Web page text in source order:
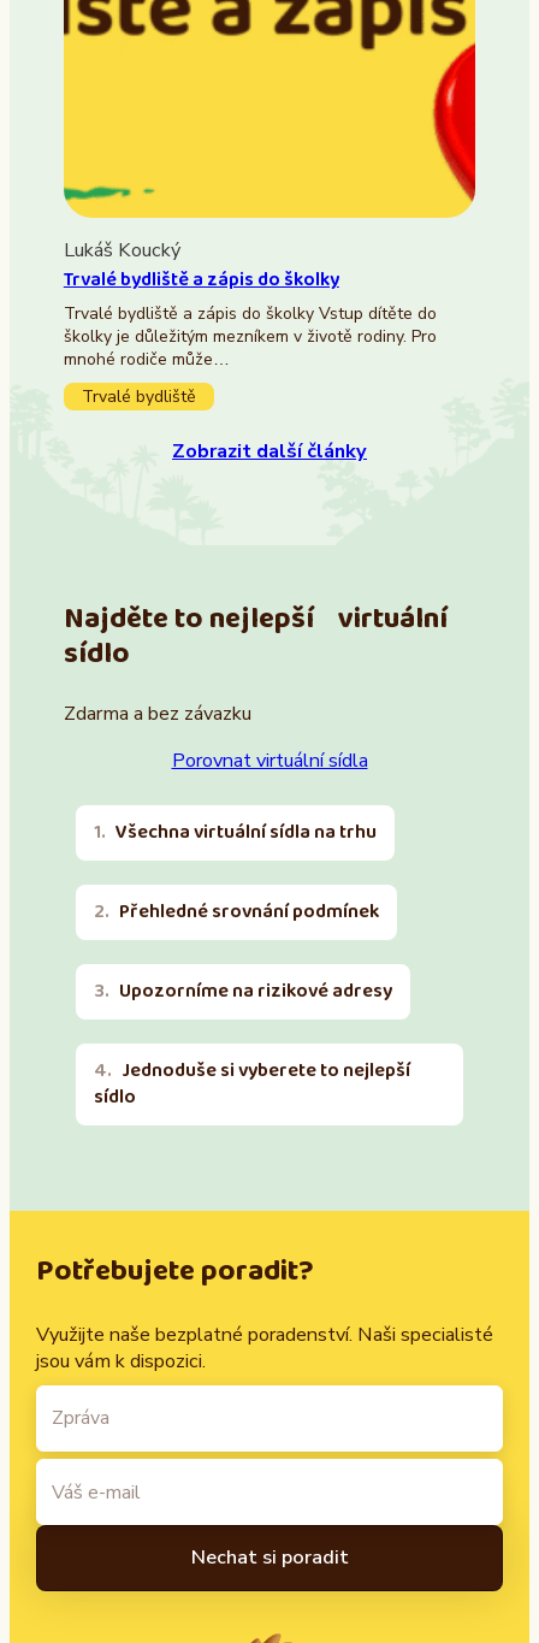
Lukáš Koucký
Trvalé bydliště a zápis do školky
Trvalé bydliště a zápis do školky Vstup dítěte do
školky je důležitým mezníkem v životě rodiny. Pro
mnohé rodiče může…
Trvalé bydliště
Zobrazit další články
Najděte to nejlepší virtuální
sídlo
Zdarma a bez závazku
Porovnat virtuální sídla
Všechna virtuální sídla na trhu
Přehledné srovnání podmínek
Upozorníme na rizikové adresy
Jednoduše si vyberete to nejlepší
sídlo
Potřebujete poradit?
Využijte naše bezplatné poradenství. Naši specialisté
jsou vám k dispozici.